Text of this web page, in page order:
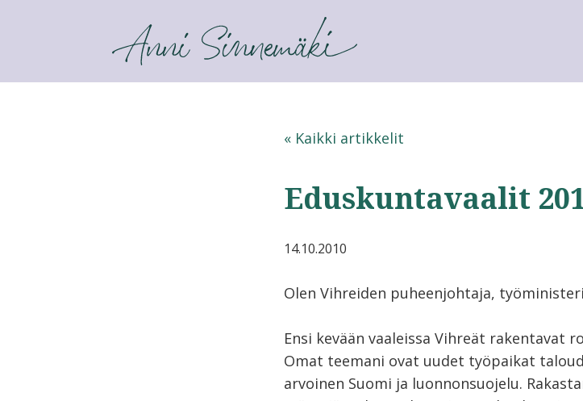
ANNI SINNEMÄKI
« Kaikki artikkelit
Eduskuntavaalit
14.10.2010
Olen Vihreiden puheenjohtaja,
Ensi kevään vaaleissa Vihreät rakentavat
Omat teemani ovat uudet työpaikat
arvoinen Suomi ja luonnonsuojelu.